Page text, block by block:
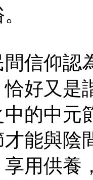
仰認
恰好又
的中元
才能與陰
用供養